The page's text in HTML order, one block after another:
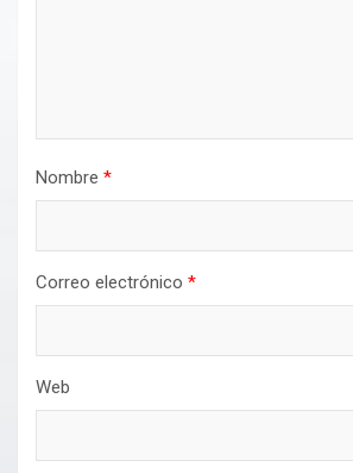
Nombre *
Correo electrónico *
Web